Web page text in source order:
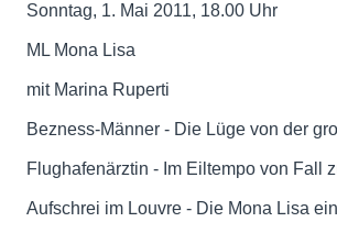
Sonntag, 1. Mai 2011, 18.00 Uhr
ML Mona Lisa
mit Marina Ruperti
Bezness-Männer - Die Lüge von der
Flughafenärztin - Im Eiltempo von Fall
Aufschrei im Louvre - Die Mona Lisa